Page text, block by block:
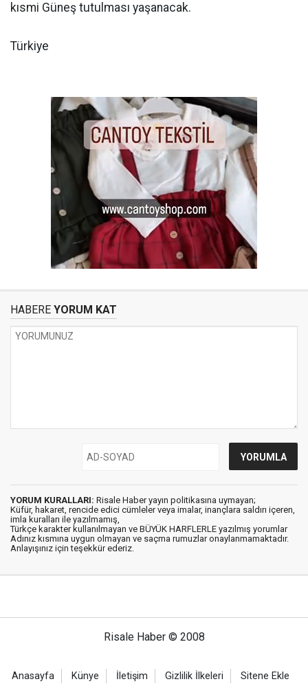
kısmi Güneş tutulması yaşanacak.
Türkiye
HABERE YORUM KAT
YORUM KURALLARI: Risale Haber yayın politikasına uymayan;
Küfür, hakaret, rencide edici cümleler veya imalar, inançlara saldırı içeren,
imla kuralları ile yazılmamış,
Türkçe karakter kullanılmayan ve BÜYÜK HARFLERLE yazılmış yorumlar
Adınız kısmına uygun olmayan ve saçma rumuzlar onaylanmamaktadır.
Anlayışınız için teşekkür ederiz.
Risale Haber © 2008
Anasayfa Künye İletişim Gizlilik İlkeleri Sitene Ekle